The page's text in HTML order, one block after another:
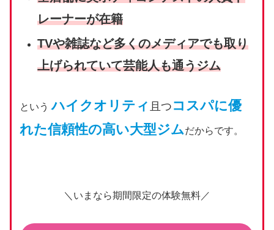
レーナーが在籍
TVや雑誌など多くのメディアでも取り
上げられていて芸能人も通うジム
というハイクオリティ 且つ コスパに優
れた信頼性の高い大型ジムだからです。
＼いまなら期間限定の体験無料／